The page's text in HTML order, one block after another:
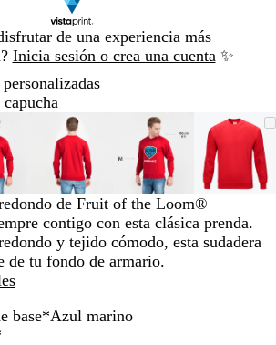
de una experiencia más
Inicia sesión o crea una cuenta ✨
Imagen
ampliable
Acercado
hasta
mínimo
Haz
clic
para
expandir
Utiliza
las
teclas
de
más
y
menos
para
alejar
Imagen
ampliable
Acercado
hasta
mínimo
Haz
clic
para
expandir
Utiliza
las
teclas
de
más
y
menos
para
hasta
Haz
clic
para
teclas
de
y
menos
de Fruit of the Loom®
contigo con esta clásica prenda.
y tejido cómodo, esta sudadera
de tu fondo de armario.
base*Azul marino